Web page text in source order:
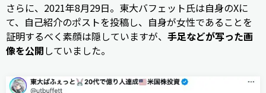
さらに、2021年8月29日。東大バフェット氏は自身のXに
て、自己紹介のポストを投稿し、自身が女性であることを
証明するべく素顔は隠していますが、 手足などが写った画
像を公開していました。